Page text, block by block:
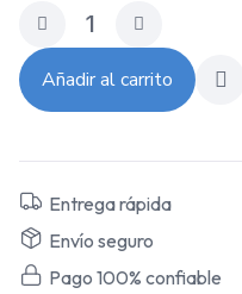
Añadir al carrito
Entrega rápida
Envío seguro
Pago 100% confiable